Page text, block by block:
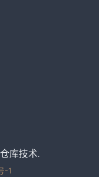
库技术.
-1